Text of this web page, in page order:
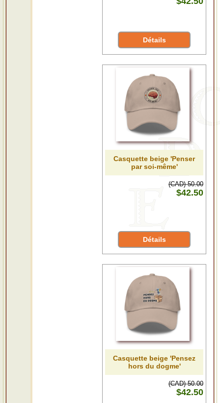
Détails
Casquette beige 'Penser
par soi-même'
(CAD) 50.00
$42.50
Détails
Casquette beige 'Pensez
hors du dogme'
(CAD) 50.00
$42.50